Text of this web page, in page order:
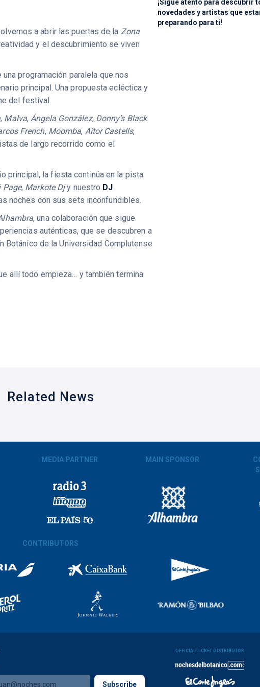
a abrir las puertas de la Zona
y el descubrimiento se viven
programación paralela que nos
principal. Una propuesta ecléctica y
del festival.
, Malva,Ángela González, Donny’s Black
French, Moomba, Aitor Castells,
de largo recorrido como el
principal, la fiesta continúa en la pista:
Page, Markote Djy nuestro DJ
noches con sus sets inconfundibles.
, una colaboración que sigue
auténticas, que se descubren a
Botánico de la Universidad Complutense
allí todo empieza… y también termina.
¡Sigue atento para descubrir
novedades y artistas que
preparando para ti!
Related News
MEDIA PARTNER MAIN SPONSOR
CONTRIBUTORS
OFFICIAL TICKET DISTRIBUTOR